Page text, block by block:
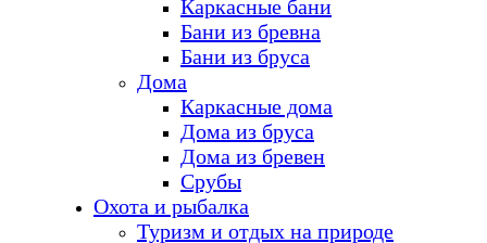
Каркасные бани
Бани из бревна
Бани из бруса
Дома
Каркасные дома
Дома из бруса
Дома из бревен
Срубы
Охота и рыбалка
Туризм и отдых на природе